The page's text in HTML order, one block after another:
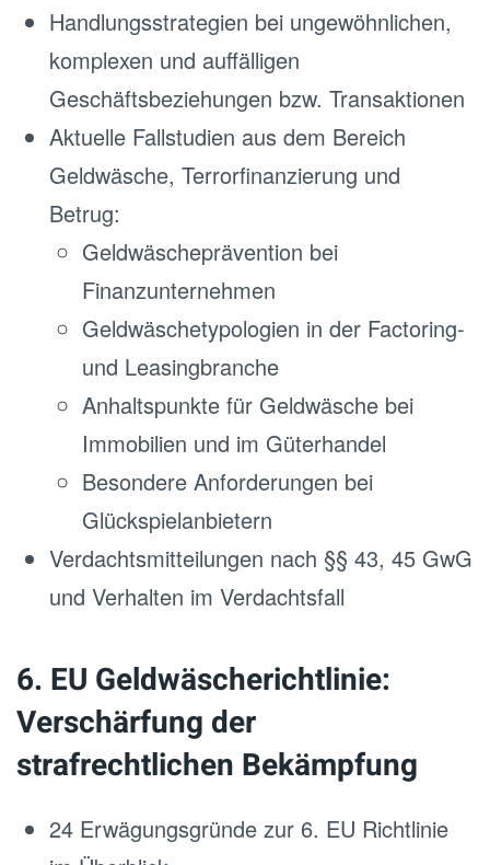
Handlungsstrategien bei ungewöhnlichen,
komplexen und auffälligen
Geschäftsbeziehungen bzw. Transaktionen
Aktuelle Fallstudien aus dem Bereich
Geldwäsche, Terrorfinanzierung und
Betrug:
Geldwäscheprävention bei
Finanzunternehmen
Geldwäschetypologien in der Factoring-
und Leasingbranche
Anhaltspunkte für Geldwäsche bei
Immobilien und im Güterhandel
Besondere Anforderungen bei
Glückspielanbietern
Verdachtsmitteilungen nach §§ 43, 45 GwG
und Verhalten im Verdachtsfall
6. EU Geldwäscherichtlinie:
Verschärfung der
strafrechtlichen Bekämpfung
24 Erwägungsgründe zur 6. EU Richtlinie